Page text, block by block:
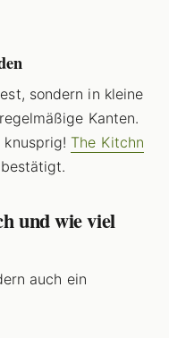
sondern in kleine
Kanten.
knusprig!The Kitchn
und wie viel
auch ein